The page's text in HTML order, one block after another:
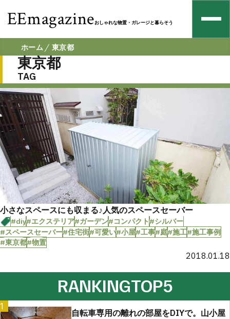
EEmagazineおしゃれな物置・ガレージと暮らそう
ホーム 東京都
東京都
TAG
小さなスペースにも収まる♪人気のスペースセーバー
#diy#エクステリア#ガーデン#コンパクト#シルバー
#スペースセーバー#住宅街#可愛い#小屋#工事#庭#施工#施工事例
#東京都#物置
2018.01.18
RANKINGTOP5
1
自転車専用の離れの部屋をDIYで。山小屋